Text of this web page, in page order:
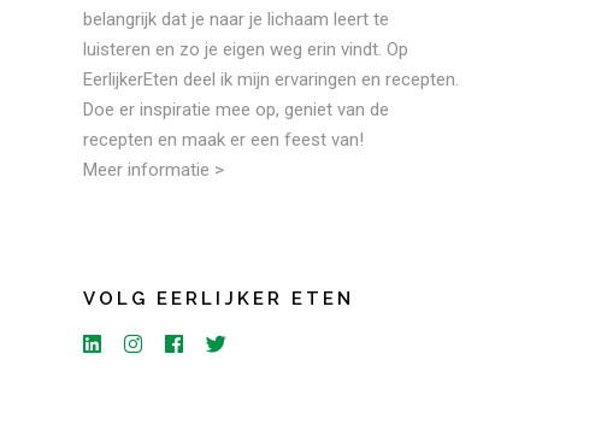
belangrijk dat je naar je lichaam leert te
luisteren en zo je eigen weg erin vindt. Op
EerlijkerEten deel ik mijn ervaringen en recepten.
Doe er inspiratie mee op, geniet van de
recepten en maak er een feest van!
Meer informatie >
VOLG EERLIJKER ETEN